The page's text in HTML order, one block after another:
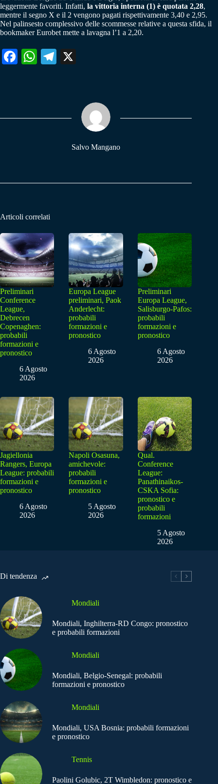
leggermente favoriti. Infatti, la vittoria interna (1) è quotata 2,28,
mentre il segno X e il 2 vengono pagati rispettivamente 3,40 e 2,95.
Nel palinsesto complessivo delle scommesse relative a questa sfida, il
bookmaker Eurobet mette a lavagna l’1 a 2,20.
Fa W
pp
Te
m
Salvo Mangano
Articoli correlati
Preliminari
Conference
League,
Debrecen
Copenaghen:
probabili
formazioni e
pronostico
6 Agosto
2026
Europa League
preliminari, Paok
Anderlecht:
probabili
formazioni e
pronostico
6 Agosto
2026
Preliminari
Europa League,
Salisburgo-Pafos:
probabili
formazioni e
pronostico
6 Agosto
2026
Jagiellonia
Rangers, Europa
League: probabili
formazioni e
pronostico
6 Agosto
2026
Napoli Osasuna,
amichevole:
probabili
formazioni e
pronostico
5 Agosto
2026
Qual.
Conference
League:
Panathinaikos-
CSKA Sofia:
pronostico e
probabili
formazioni
5 Agosto
2026
Di tendenza
Mondiali
Mondiali, Inghilterra-RD Congo: pronostico
e probabili formazioni
Mondiali
Mondiali, Belgio-Senegal: probabili
formazioni e pronostico
Mondiali
Mondiali, USA Bosnia: probabili formazioni
e pronostico
Tennis
Paolini Golubic, 2T Wimbledon: pronostico e